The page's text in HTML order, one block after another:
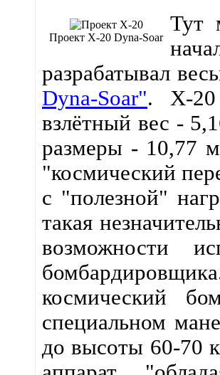
Проект X-20 Dyna-Soar
Тут
разрабатывал
Dyna-Soar". Х-20
взлётный вес -
размеры - 10,77
"космический
с "полезной"
такая
возможности
космический
специальном
до высоты 60-70